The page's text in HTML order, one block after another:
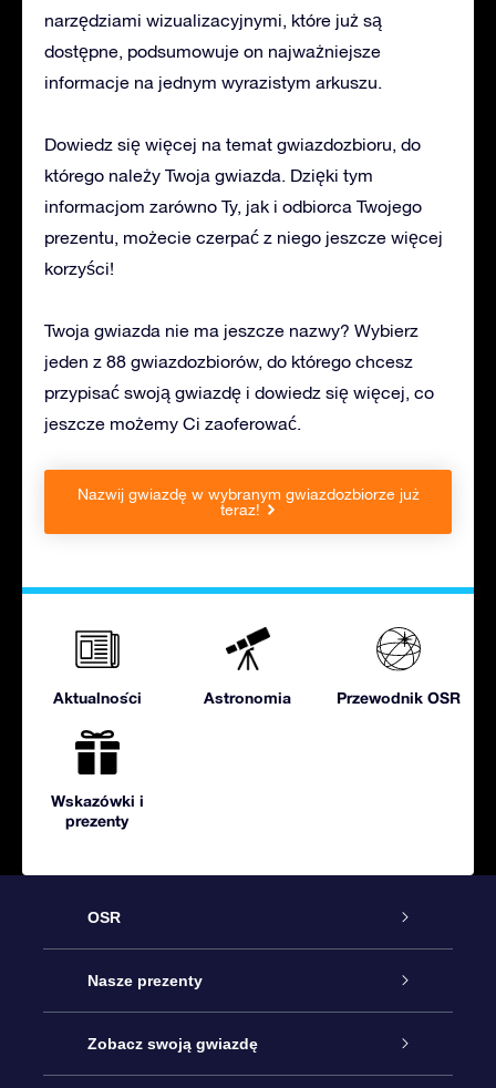
narzędziami wizualizacyjnymi, które już są
dostępne, podsumowuje on najważniejsze
informacje na jednym wyrazistym arkuszu.
Dowiedz się więcej na temat gwiazdozbioru, do
którego należy Twoja gwiazda. Dzięki tym
informacjom zarówno Ty, jak i odbiorca Twojego
prezentu, możecie czerpać z niego jeszcze więcej
korzyści!
Twoja gwiazda nie ma jeszcze nazwy? Wybierz
jeden z 88 gwiazdozbiorów, do którego chcesz
przypisać swoją gwiazdę i dowiedz się więcej, co
jeszcze możemy Ci zaoferować.
Nazwij gwiazdę w wybranym gwiazdozbiorze już
teraz!
Aktualności Astronomia Przewodnik OSR
Wskazówki i
prezenty
OSR
Obsługa
Kontakt
Nasze prezenty
Podarunek Gwiazda Online
Zobacz swoją gwiazdę